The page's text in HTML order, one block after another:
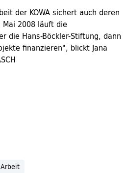
der KOWA sichert auch deren
2008 läuft die
die Hans-Böckler-Stiftung, dann
finanzieren", blickt Jana
Arbeit